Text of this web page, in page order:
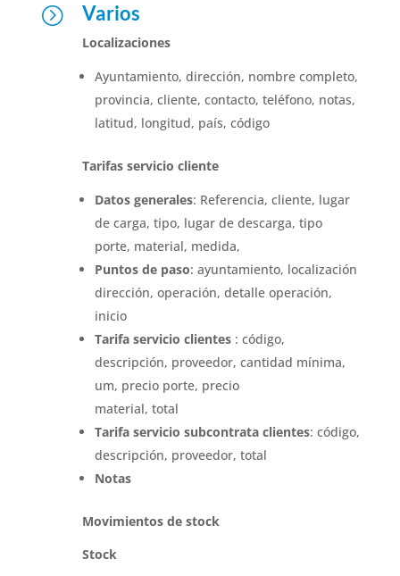
= Varios
Localizaciones
Ayuntamiento, dirección, nombre completo,
provincia, cliente, contacto, teléfono, notas,
latitud, longitud, país, código
Tarifas servicio cliente
Datos generales: Referencia, cliente, lugar
de carga, tipo, lugar de descarga, tipo
porte, material, medida,
Puntos de paso: ayuntamiento, localización
dirección, operación, detalle operación,
inicio
Tarifa servicio clientes: código,
descripción, proveedor, cantidad mínima,
um, precio porte, precio
material, total
Tarifa servicio subcontrata clientes: código,
descripción, proveedor, total
Notas
Movimientos de stock
Stock